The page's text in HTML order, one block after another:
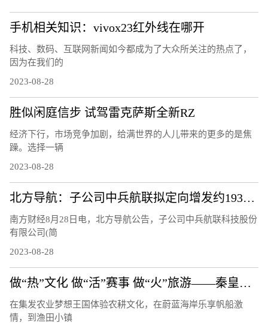
手机相关知识：vivox23红外线在哪开
科技、数码、互联网新闻如今都成为了大众所关注的热点了，
因为在我们的
2023-08-28
胜似闲庭信步 试驾雷克萨斯全新RZ
经济下行，市场竞争加剧，给满世界的人儿带来的更多的是焦
躁。选择一辆
2023-08-28
北方导航：子公司中兵航联拟定向增发约1933.28万元用于补充流动资金
南方财经8月28日电，北方导航公告，子公司中兵航联科技股份
有限公司(简
2023-08-28
做“热”文化 做“活”赛事 做“火”旅游——秦皇岛文体旅融合发展观察
在集发农业梦想王国体验农耕文化，在蔚蓝海岸乐享帆船激
情，到渔田小镇